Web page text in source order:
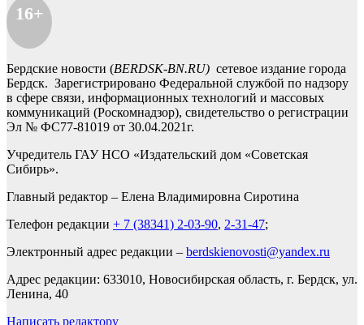
16+
Бердские новости (BERDSK-BN.RU) сетевое издание города
Бердск. Зарегистрировано Федеральной службой по надзору
в сфере связи, информационных технологий и массовых
коммуникаций (Роскомнадзор), свидетельство о регистрации
Эл № ФС77-81019 от 30.04.2021г.
Учредитель ГАУ НСО «Издательский дом «Советская
Сибирь».
Главный редактор – Елена Владимировна Сиротина
Телефон редакции + 7 (38341) 2-03-90, 2-31-47;
Электронный адрес редакции – berdskienovosti@yandex.ru
Адрес редакции: 633010, Новосибирская область, г. Бердск, ул.
Ленина, 40
Написать редактору